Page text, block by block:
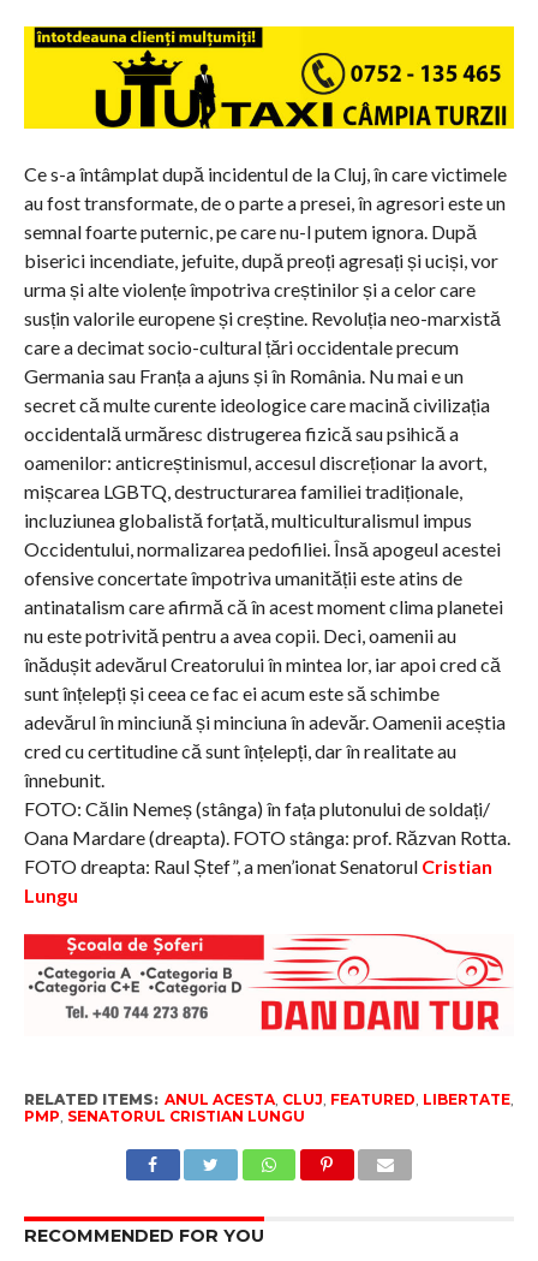
Ce s-a întâmplat după incidentul de la Cluj, în care victimele
au fost transformate, de o parte a presei, în agresori este un
semnal foarte puternic, pe care nu-l putem ignora. După
biserici incendiate, jefuite, după preoți agresați și uciși, vor
urma și alte violențe împotriva creștinilor și a celor care
susțin valorile europene și creștine. Revoluția neo-marxistă
care a decimat socio-cultural țări occidentale precum
Germania sau Franța a ajuns și în România. Nu mai e un
secret că multe curente ideologice care macină civilizația
occidentală urmăresc distrugerea fizică sau psihică a
oamenilor: anticreștinismul, accesul discreționar la avort,
mișcarea LGBTQ, destructurarea familiei tradiționale,
incluziunea globalistă forțată, multiculturalismul impus
Occidentului, normalizarea pedofiliei. Însă apogeul acestei
ofensive concertate împotriva umanității este atins de
antinatalism care afirmă că în acest moment clima planetei
nu este potrivită pentru a avea copii. Deci, oamenii au
înădușit adevărul Creatorului în mintea lor, iar apoi cred că
sunt înțelepți și ceea ce fac ei acum este să schimbe
adevărul în minciună și minciuna în adevăr. Oamenii aceștia
cred cu certitudine că sunt înțelepți, dar în realitate au
înnebunit.
FOTO: Călin Nemeș (stânga) în fața plutonului de soldați/
Oana Mardare (dreapta). FOTO stânga: prof. Răzvan Rotta.
FOTO dreapta: Raul Ștef”, a men’ionat Senatorul Cristian
Lungu
RELATED ITEMS: ANUL ACESTA, CLUJ, FEATURED, LIBERTATE,
PMP, SENATORUL CRISTIAN LUNGU
RECOMMENDED FOR YOU